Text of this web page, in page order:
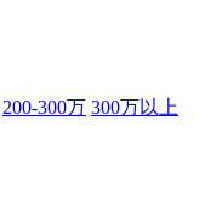
200-300万 300万以上